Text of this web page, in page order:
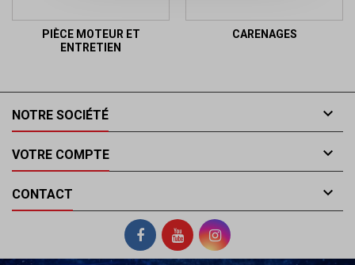
PIÈCE MOTEUR ET
ENTRETIEN
CARENAGES
NOTRE SOCIÉTÉ 
VOTRE COMPTE 
CONTACT 